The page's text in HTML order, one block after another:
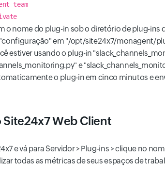
o nome do plug-in sob o diretório de plug-
em "/opt/site24x7/monagent/
estiver usando o plug-in
e
o plug-in em cinco minutos e
Site24x7 Web Client
e vá para Servidor > Plug-ins > clique no
todas as métricas de seus espaços de